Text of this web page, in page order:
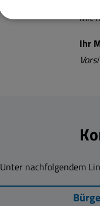
Mit
Ihr
Unter nachfolgendem